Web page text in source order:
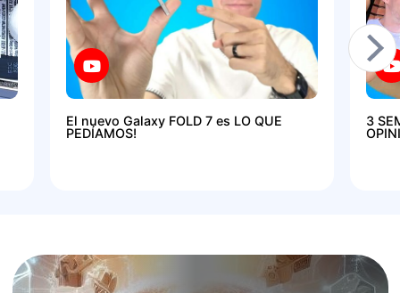
El nuevo Galaxy FOLD 7 es LO QUE
PEDÍAMOS!
3